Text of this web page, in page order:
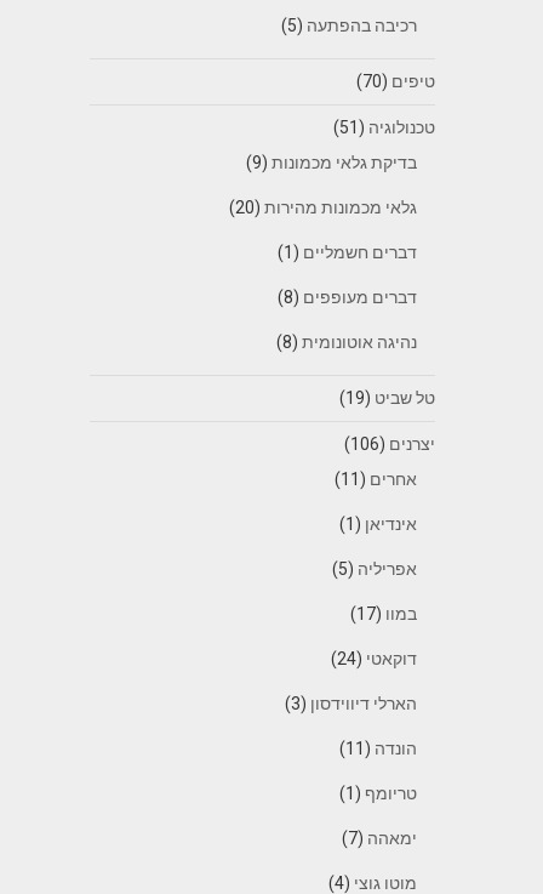
רכיבה בהפתעה (5)
טיפים (70)
טכנולוגיה (51)
בדיקת גלאי מכמונות(9)
גלאי מכמונות מהירות(20)
דברים חשמליים (1)
דברים מעופפים (8)
נהיגה אוטונומית(8)
טל שביט (19)
יצרנים (106)
אחרים (11)
אינדיאן (1)
אפריליה (5)
במוו (17)
דוקאטי (24)
הארלי דיווידסון (3)
הונדה (11)
טריומף (1)
ימאהה (7)
מוטו גוצי (4)